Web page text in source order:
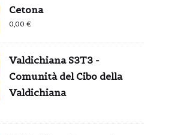
Cetona
0,00€
Valdichiana S3T3 -
Comunità del Cibo della
Valdichiana